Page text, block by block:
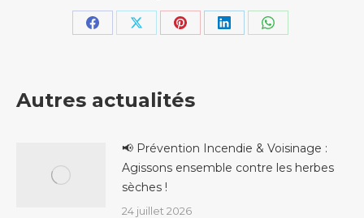
PartagerPartagerPartagerPartagerPartager
Autres actualités
📢 Prévention Incendie & Voisinage :
Agissons ensemble contre les herbes
sèches !
24 juillet 2026